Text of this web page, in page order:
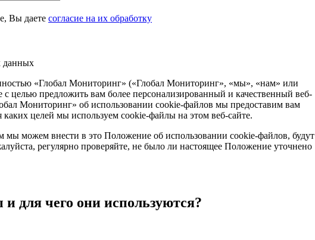
Вы даете согласие на их обработку
данных
«Глобал Мониторинг» («Глобал Мониторинг», «мы», «нам» или
целью предложить вам более персонализированный и качественный веб-
Мониторинг» об использовании cookie-файлов мы предоставим вам
целей мы используем cookie-файлы на этом веб-сайте.
можем внести в это Положение об использовании cookie-файлов, будут
регулярно проверяйте, не было ли настоящее Положение уточнено
для чего они используются?